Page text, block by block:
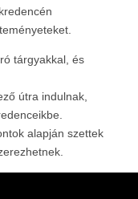
tárgyakkal, és
útra indulnak,
alapján szettek